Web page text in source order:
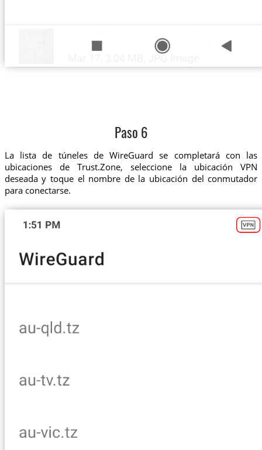
Paso 6
La lista de túneles de WireGuard se completará con las
ubicaciones de Trust.Zone, seleccione la ubicación VPN
deseada y toque el nombre de la ubicación del conmutador
para conectarse.